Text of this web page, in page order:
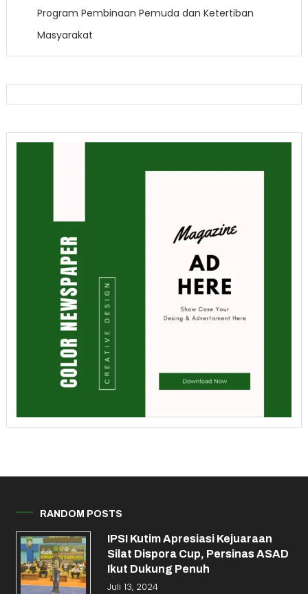
Program Pembinaan Pemuda dan Ketertiban
Masyarakat
RANDOM POSTS
IPSI Kutim Apresiasi Kejuaraan
Silat Dispora Cup, Persinas ASAD
Ikut Dukung Penuh
Juli 13, 2024